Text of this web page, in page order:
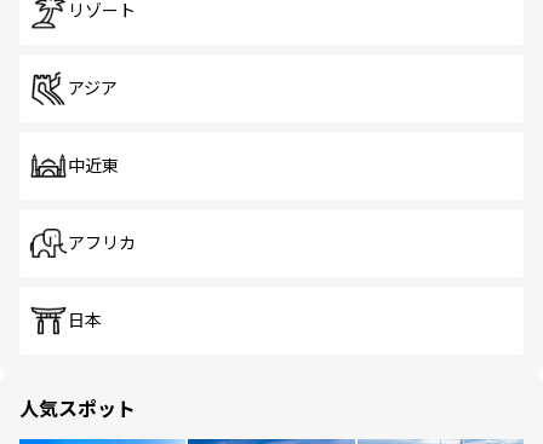
リゾート
アジア
中近東
アフリカ
日本
人気スポット